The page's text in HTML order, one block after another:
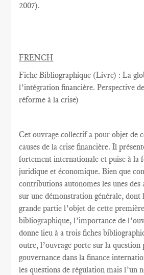
2007).
FRENCH
Fiche Bibliographique (Livre) : La
l’intégration financière. Perspective
réforme à la crise)
Cet ouvrage collectif a pour objet de
causes de la crise financière. Il
fortement internationale et puise à la
juridique et économique. Bien que
contributions autonomes les unes des
sur une démonstration générale, dont
grande partie l’objet de cette
bibliographique, l’importance de
donne lieu à a trois fiches
outre, l’ouvrage porte sur la question
gouvernance dans la finance
les questions de régulation mais l’un